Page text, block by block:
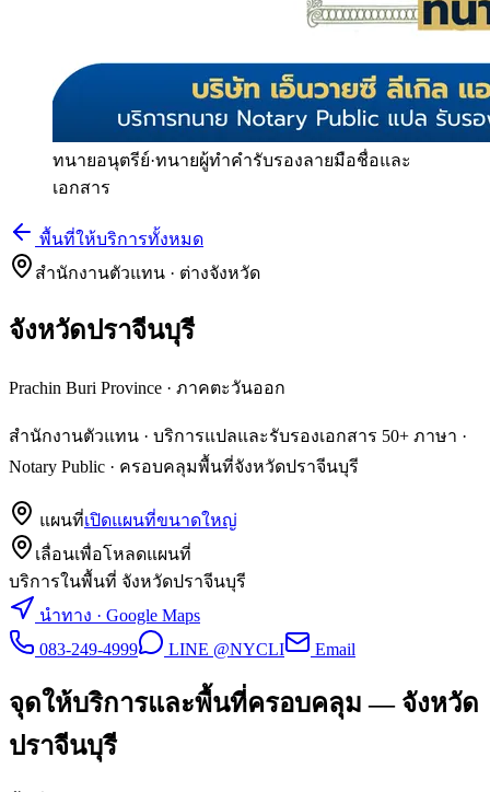
ทนายอนุตรีย์·ทนายผู้ทำคำรับรองลายมือชื่อและ
เอกสาร
พื้นที่ให้บริการทั้งหมด
สำนักงานตัวแทน · ต่างจังหวัด
จังหวัดปราจีนบุรี
Prachin Buri Province · ภาคตะวันออก
สำนักงานตัวแทน · บริการแปลและรับรองเอกสาร 50+ ภาษา ·
Notary Public · ครอบคลุมพื้นที่จังหวัดปราจีนบุรี
แผนที่เปิดแผนที่ขนาดใหญ่
เลื่อนเพื่อโหลดแผนที่
บริการในพื้นที่ จังหวัดปราจีนบุรี
นำทาง · Google Maps
083-249-4999
LINE @NYCLI Email
จุดให้บริการและพื้นที่ครอบคลุม — จังหวัด
ปราจีนบุรี